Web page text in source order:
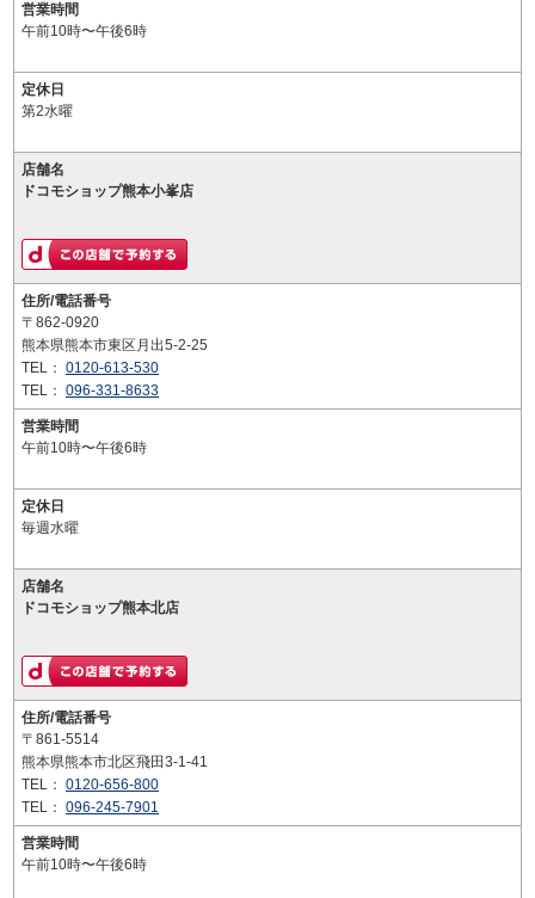
営業時間
午前10時〜午後6時
定休日
第2水曜
店舗名
ドコモショップ熊本小峯店
住所/電話番号
〒862-0920
熊本県熊本市東区月出5-2-25
TEL： 0120-613-530
TEL： 096-331-8633
営業時間
午前10時〜午後6時
定休日
毎週水曜
店舗名
ドコモショップ熊本北店
住所/電話番号
〒861-5514
熊本県熊本市北区飛田3-1-41
TEL： 0120-656-800
TEL： 096-245-7901
営業時間
午前10時〜午後6時